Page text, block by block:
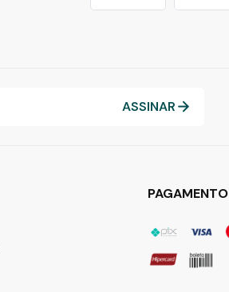
ASSINAR
PAGAMENTO